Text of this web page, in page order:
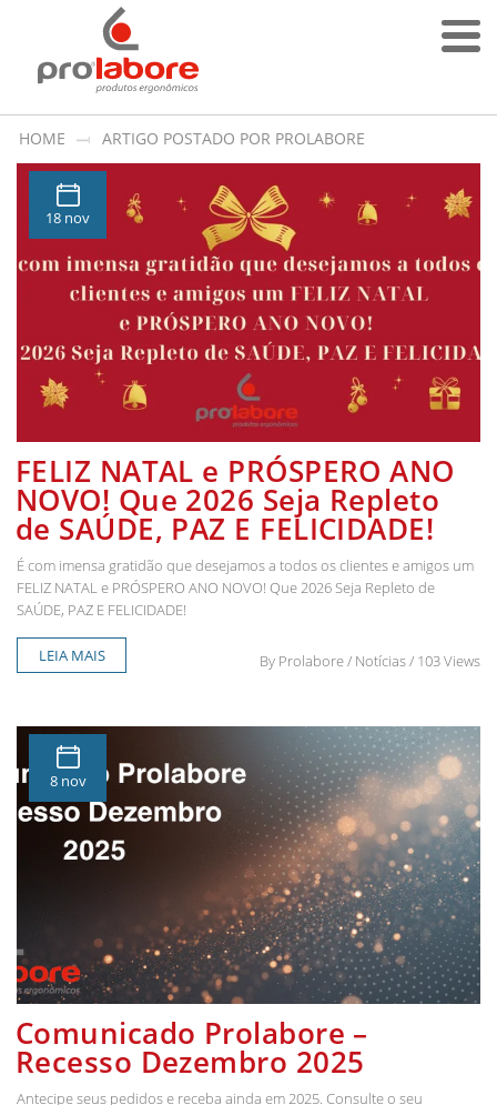
HOME ARTIGO POSTADO POR PROLABORE
18 nov
FELIZ NATAL e PRÓSPERO ANO
NOVO! Que 2026 Seja Repleto
de SAÚDE, PAZ E FELICIDADE!
É com imensa gratidão que desejamos a todos os clientes e amigos um
FELIZ NATAL e PRÓSPERO ANO NOVO! Que 2026 Seja Repleto de
SAÚDE, PAZ E FELICIDADE!
LEIA MAIS By Prolabore/ Notícias / 103 Views
8 nov
Comunicado Prolabore –
Recesso Dezembro 2025
Antecipe seus pedidos e receba ainda em 2025. Consulte o seu